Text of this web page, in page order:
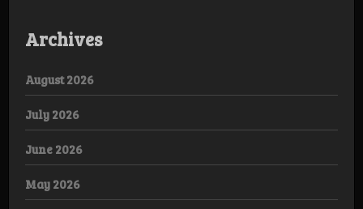
Archives
August 2026
July 2026
June 2026
May 2026